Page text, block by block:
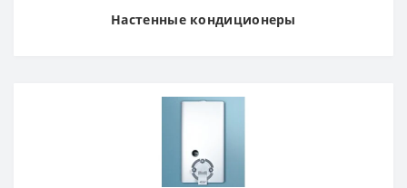
Настенные кондиционеры